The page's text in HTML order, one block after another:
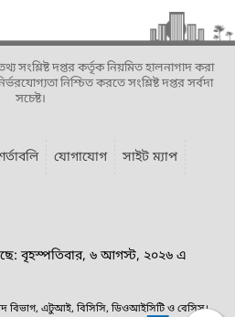
সংশ্লিষ্ট দপ্তর কর্তৃক নিয়মিত হালনাগাদ করা
নিশ্চিত করতে সংশ্লিষ্ট দপ্তর সর্বদা
সচেষ্ট।
যোগাযোগ
সাইট ম্যাপ
বৃহস্পতিবার, ৬ আগস্ট, ২০২৬ এ
বিভাগ, এটুআই, বিসিসি, ডিওআইসিটি ও বেসিস।